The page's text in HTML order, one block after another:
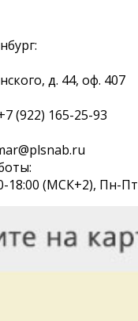
д. 44, оф. 407
(922) 165-25-93
18:00 (МСК+2), Пн-Пт